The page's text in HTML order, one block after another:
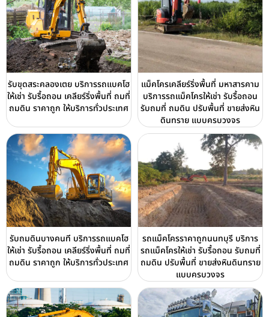
รับขุดสระคลองเตย บริการรถแบคโฮ
ให้เช่า รับรื้อถอน เคลียร์ริ่งพื้นที่ ถมที่
ถมดิน ราคาถูก ให้บริการทั่วประเทศ
แม็คโครเคลียร์ริ่งพื้นที่ มหาสารคาม
บริการรถแม็คโครให้เช่า รับรื้อถอน
รับถมที่ ถมดิน ปรับพื้นที่ ขายส่งหิน
ดินทราย แบบครบวงจร
รับถมดินบางคนที บริการรถแบคโฮ
ให้เช่า รับรื้อถอน เคลียร์ริ่งพื้นที่ ถมที่
ถมดิน ราคาถูก ให้บริการทั่วประเทศ
รถแม็คโครราคาถูกนนทบุรี บริการ
รถแม็คโครให้เช่า รับรื้อถอน รับถมที่
ถมดิน ปรับพื้นที่ ขายส่งหินดินทราย
แบบครบวงจร